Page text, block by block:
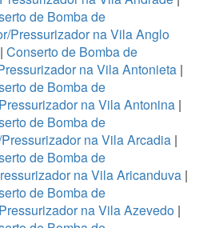
de Bomba de
Pressurizador na Vila Anglo
| Conserto de Bomba de
na Vila Antonieta|
de Bomba de
na Vila Antonina|
de Bomba de
na Vila Arcadia |
de Bomba de
na Vila Aricanduva |
de Bomba de
na Vila Azevedo |